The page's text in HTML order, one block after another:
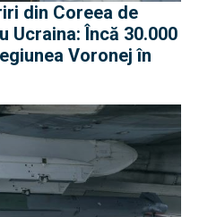
din Coreea de
Ucraina: Încă 30.000
Voronej în